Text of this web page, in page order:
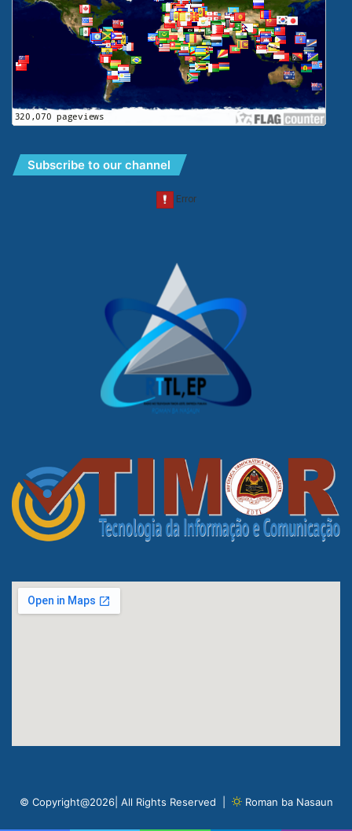
Subscribe to our channel
© Copyright@2026| All Rights Reserved | Roman ba Nasaun